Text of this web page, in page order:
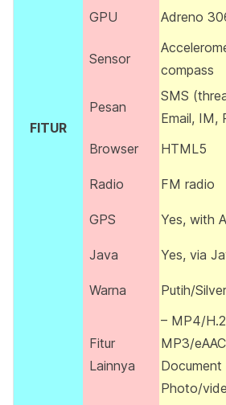
FITUR
GPU
Adreno
Sensor
compass
Pesan
SMS
Email, IM,
Browser
HTML5
Radio FM radio
GPS Yes, with
Java Yes, via
Warna Putih/
Fitur
Lainnya
– MP4/
MP3/
Document
Photo/